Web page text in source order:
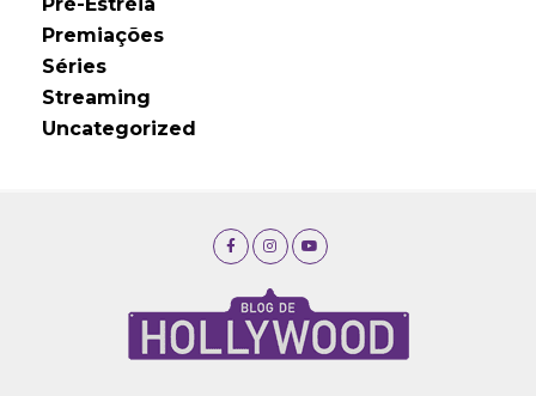
Premiações
Séries
Streaming
Uncategorized